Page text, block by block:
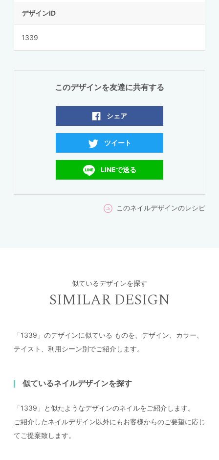
デザインID
1339
このデザインを友達に共有する
シェア
ツイート
LINEで送る
このネイルデザインのレシピ
似ているデザインを探す
SIMILAR DESIGN
「1339」のデザインに似ている ものを、デザイン、カラー、
テイスト、利用シーン別でご紹介します。
似ているネイルデザインを探す
「1339」と似たようなデザインのネイルをご紹介します。
ご紹介したネイルデザイン以外にもお客様からのご要望に応じ
てご提案致します。